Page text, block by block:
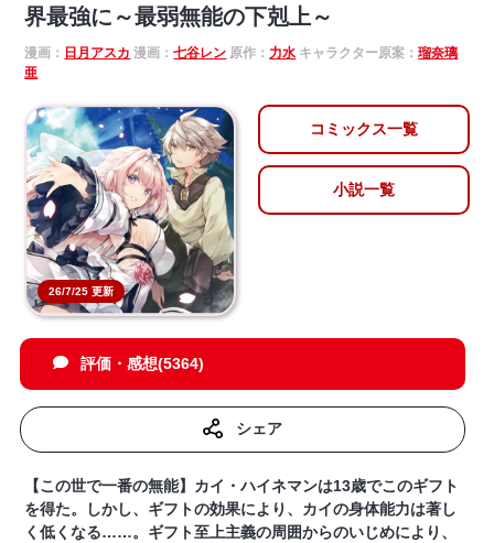
界最強に～最弱無能の下剋上～
漫画： 日月アスカ 漫画：七谷レン 原作： 力水 キャラクター原案：瑠奈璃
亜
26/7/25 更新
コミックス一覧
小説一覧
評価・感想(5364)
シェア
【この世で一番の無能】カイ・ハイネマンは13歳でこのギフト
を得た。しかし、ギフトの効果により、カイの身体能力は著し
く低くなる……。ギフト至上主義の周囲からのいじめにより、